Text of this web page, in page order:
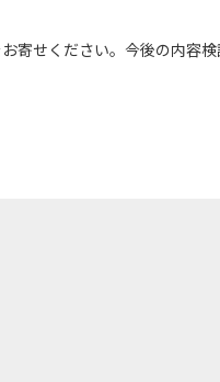
寄せください。今後の内容